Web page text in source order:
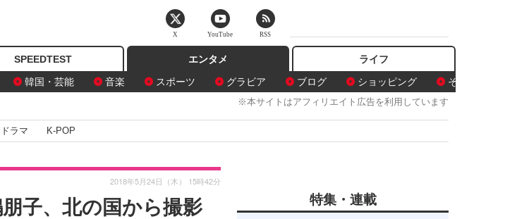
SPEEDTEST
エンタメ
韓国・芸能 音楽 スポーツ グラビア ブログ ショッピング その他
ライフ
※本サイトはアフィリエイト広告を利用しています
ラマ K-POP
子、北の国から撮影
2018年5月24日（木） 15時42分
特集・連載
X YouTube RSS